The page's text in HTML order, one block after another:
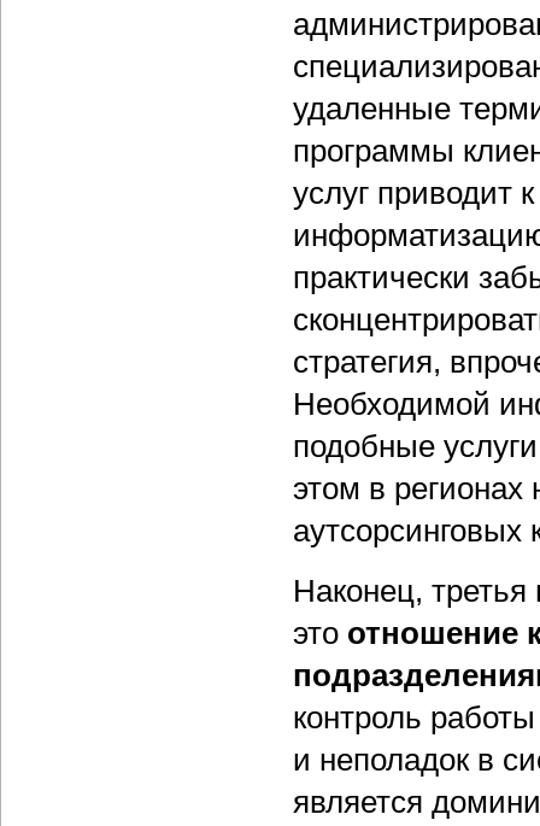
удаленные
программы
услуг приводит
практически
стратегия,
Необходимой
подобные
этом в регионах
аутсорсинговых
Наконец,
это отношение
контроль
и неполадок в
является